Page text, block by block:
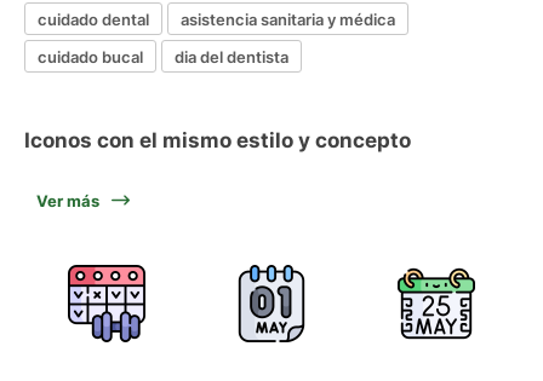
cuidado dental
asistencia sanitaria y médica
cuidado bucal
dia del dentista
Iconos con el mismo estilo y concepto
Ver más